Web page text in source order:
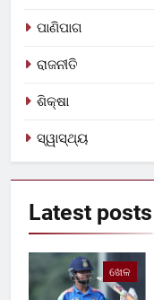
ପାଣିପାଗ
ରାଜନୀତି
ଶିକ୍ଷା
ସ୍ୱାସ୍ଥ୍ୟ
Latest posts
ଖେଳ